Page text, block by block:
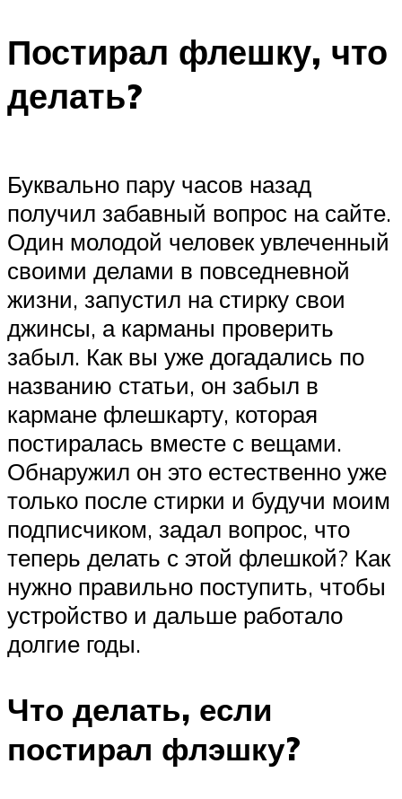
Постирал флешку, что
делать?
Буквально пару часов назад
получил забавный вопрос на сайте.
Один молодой человек увлеченный
своими делами в повседневной
жизни, запустил на стирку свои
джинсы, а карманы проверить
забыл. Как вы уже догадались по
названию статьи, он забыл в
кармане флешкарту, которая
постиралась вместе с вещами.
Обнаружил он это естественно уже
только после стирки и будучи моим
подписчиком, задал вопрос, что
теперь делать с этой флешкой? Как
нужно правильно поступить, чтобы
устройство и дальше работало
долгие годы.
Что делать, если
постирал флэшку?